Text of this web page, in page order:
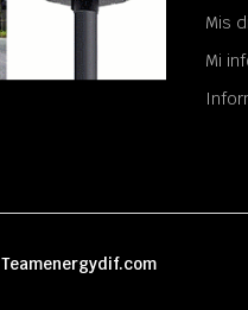
Mis
Mi
Teamenergydif.com